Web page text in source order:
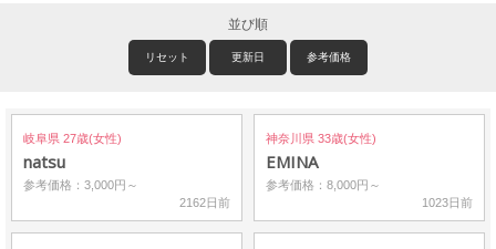
並び順
リセット 更新日 参考価格
岐阜県 27歳(女性)
natsu
参考価格：3,000円～
2162日前
神奈川県 33歳(女性)
EMINA
参考価格：8,000円～
1023日前